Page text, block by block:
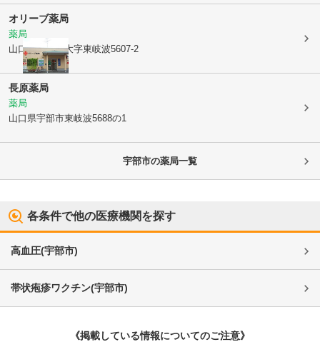
オリーブ薬局
薬局
山口県宇部市大字東岐波5607-2
長原薬局
薬局
山口県宇部市東岐波5688の1
宇部市の薬局一覧
各条件で他の医療機関を探す
高血圧(宇部市)
帯状疱疹ワクチン(宇部市)
《掲載している情報についてのご注意》